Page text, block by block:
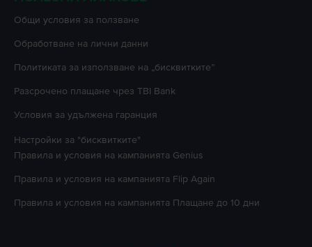
Oбщи условия за ползване
Oбработване на лични данни
Политиката за използване на „бисквитките”
Разсрочено плащане чрез TBI Bank
Условия за удължена гаранция
Настройки за "бисквитките"
Правила и условия на кампанията Genius
Правила и условия на кампанията Flip Again
Правила и условия на кампанията Плащане до 10 дни